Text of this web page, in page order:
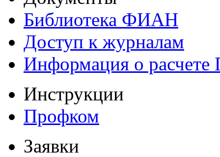
Библиотека ФИАН
Доступ к журналам
Информация о
Инструкции
Профком
Заявки